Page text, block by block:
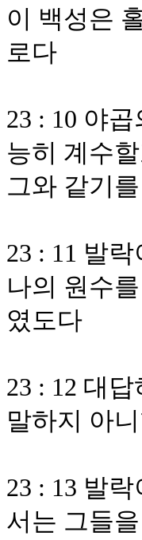
이 백성은
로다
23 : 10 야
능히 계수
그와 같기
23 : 11 발
나의 원수
였도다
23 : 12 대
말하지 아
23 : 13 발
서는 그들